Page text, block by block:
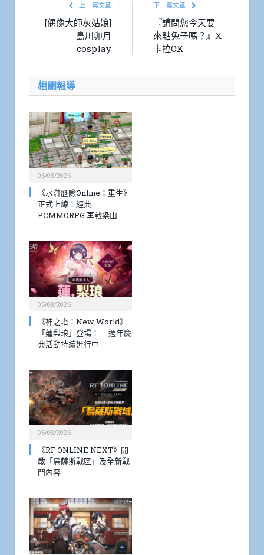
上一篇文章
[偶像大師灰姑娘]
島川卯月
cosplay
下一篇文章
『請問您今天要
來點兔子嗎？』X
卡拉OK
相關報導
05/08/2026
《水滸歷險Online：重生》
正式上線！經典
PCMMORPG 再戰梁山
05/08/2026
《神之塔：New World》
「蓮梨琅」登場！ 三週年慶
典活動持續進行中
05/08/2026
《RF ONLINE NEXT》開
啟「烏薩斯戰區」及全新戰
鬥內容